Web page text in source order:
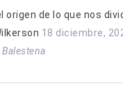
origen de lo que nos
18 diciembre,